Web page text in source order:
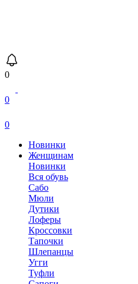
0
0
0
Новинки
Женщинам
Новинки
Вся обувь
Сабо
Мюли
Дутики
Лоферы
Кроссовки
Тапочки
Шлепанцы
Угги
Туфли